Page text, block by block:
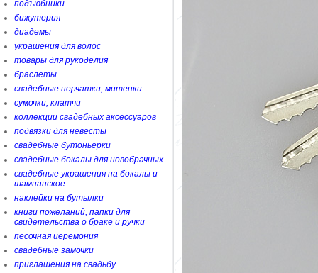
подъюбники
бижутерия
диадемы
украшения для волос
товары для рукоделия
браслеты
свадебные перчатки, митенки
сумочки, клатчи
коллекции свадебных аксессуаров
подвязки для невесты
свадебные бутоньерки
свадебные бокалы для новобрачных
свадебные украшения на бокалы и
шампанское
наклейки на бутылки
книги пожеланий, папки для
свидетельства о браке и ручки
песочная церемония
свадебные замочки
приглашения на свадьбу